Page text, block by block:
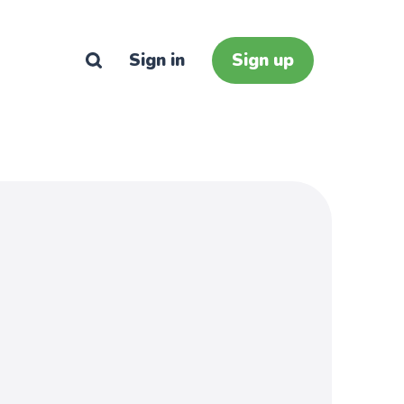
Sign in Sign up